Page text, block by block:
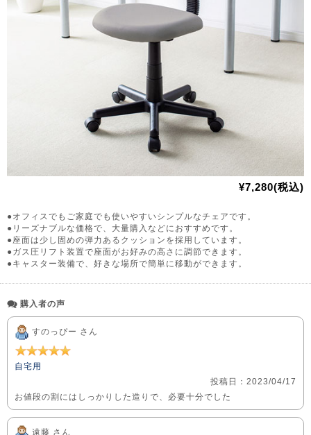
¥7,280(税込)
●オフィスでもご家庭でも使いやすいシンプルなチェアです。
●リーズナブルな価格で、大量購入などにおすすめです。
●座面は少し固めの弾力あるクッションを採用しています。
●ガス圧リフト装置で座面がお好みの高さに調節できます。
●キャスター装備で、好きな場所で簡単に移動ができます。
購入者の声
すのっぴー さん
自宅用
投稿日：2023/04/17
お値段の割にはしっかりした造りで、必要十分でした
遠藤 さん